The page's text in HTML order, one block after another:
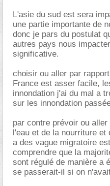
L'asie du sud est sera
une partie importante de
donc je pars du postulat
autres pays nous
significative.
choisir ou aller par
France est asser facile,
innondation j'ai du mal a
sur les innondation
par contre prévoir ou
l'eau et de la nourriture
a des vague migratoire
comprendre que la
sont régulé de manière a
se passerait-il si on